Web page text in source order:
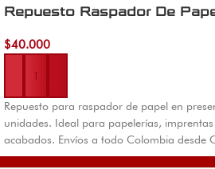
Repuesto Raspador De
$40.000
Añadir al carrito
Repuesto para raspador de papel en
unidades. Ideal para papelerías,
acabados. Envíos a todo Colombia desde